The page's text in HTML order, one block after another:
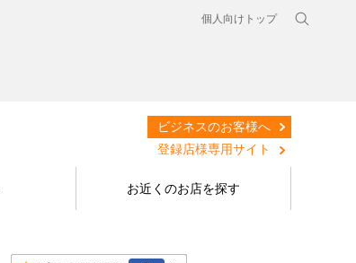
個人向けトップ
ビジネスのお客様へ
登録店様専用サイト
お近くのお店を探す